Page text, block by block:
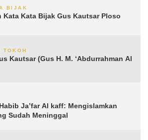
BIJAK
Kata Kata Bijak Gus Kautsar Ploso
TOKOH
Kautsar (Gus H. M. ‘Abdurrahman Al
Ja’far Al kaff: Mengislamkan
Sudah Meninggal